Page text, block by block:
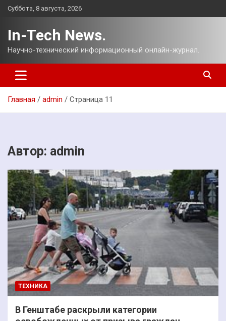
Перейти
Суббота, 8 августа, 2026
In-Tech News.
Научно-технический информационный онлайн-журнал.
Главная admin Страница 11
Автор: admin
ТЕХНИКА
В Генштабе раскрыли категории